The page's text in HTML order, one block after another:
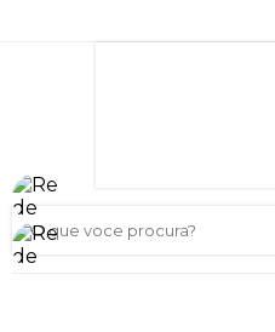
O que voce procura?